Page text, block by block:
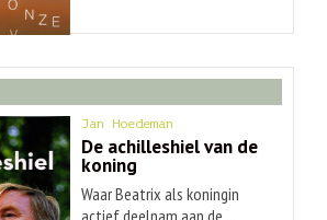
Jan Hoedeman
De achilleshiel van de
koning
Waar Beatrix als koningin
actief deelnam aan de ...